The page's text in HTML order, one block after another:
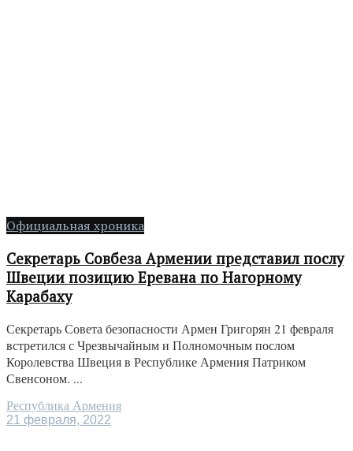
Официальная хроника
Секретарь Совбеза Армении представил послу
Швеции позицию Еревана по Нагорному
Карабаху
Секретарь Совета безопасности Армен Григорян 21 февраля
встретился с Чрезвычайным и Полномочным послом
Королевства Швеция в Республике Армения Патриком
Свенсоном. ...
Республика Армения
21 февраля, 2022